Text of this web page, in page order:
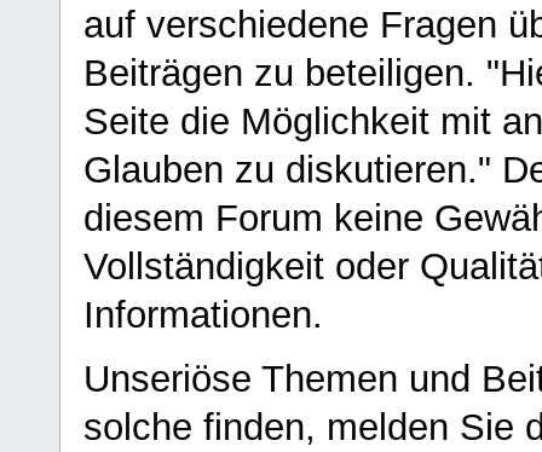
auf verschiedene Fragen
Beiträgen zu beteiligen.
Seite die Möglichkeit mit
Glauben zu diskutieren."
diesem Forum keine
Vollständigkeit oder
Informationen.
Unseriöse Themen und
solche finden, melden Sie